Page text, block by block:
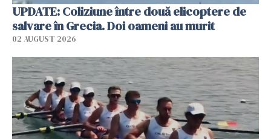
UPDATE: Coliziune între două elicoptere de
salvare în Grecia. Doi oameni au murit
02 AUGUST 2026